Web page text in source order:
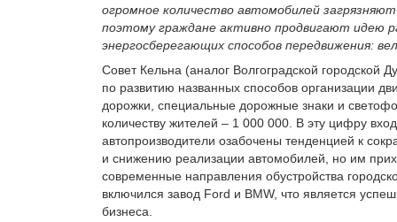
огромное количество автомобилей
поэтому граждане активно продвигают идею
энергосберегающих способов передвижения:
Совет Кельна (аналог Волгоградской
по развитию названных способов организации
дорожки, специальные дорожные знаки и
количеству жителей – 1 000 000. В эту цифру
автопроизводители озабочены тенденцией к
и снижению реализации автомобилей, но им
современные направления обустройства
включился завод Ford и BMW, что является
бизнеса.